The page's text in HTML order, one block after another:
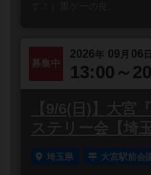
す！）重ゲーの良...
募集中
2026年 09 月 06 日
13:00～
【9/6(日)】大宮
ステリー会【埼玉
埼玉県 大宮駅前会